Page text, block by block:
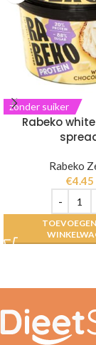
zonder suiker
Rabeko
Rabeko
€4.45